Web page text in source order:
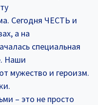
Сегодня ЧЕСТЬ и
а на
специальная
Наши
мужество и героизм.
– это не просто